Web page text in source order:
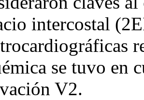
intercostal
se tuvo en
V2.